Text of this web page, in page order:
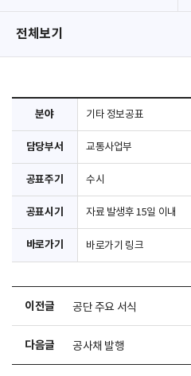
전체보기
분야 기타 정보공표
담당부서 교통사업부
공표주기 수시
공표시기 자료 발생후 15일 이내
바로가기 바로가기 링크
이전글 공단 주요 서식
다음글 공사채 발행